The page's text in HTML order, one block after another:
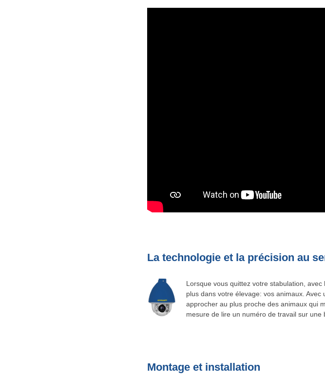
La technologie et la précision au
Lorsque vous quittez votre stabulation,
plus dans votre élevage: vos animaux.
approcher au plus proche des animaux qui
mesure de lire un numéro de travail sur une
Montage et installation